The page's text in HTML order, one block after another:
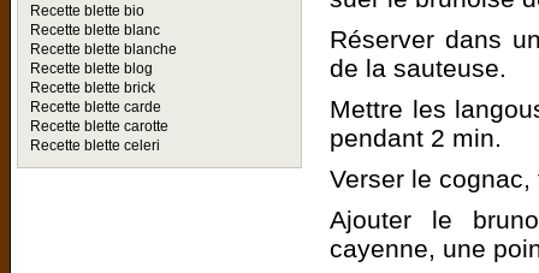
Recette blette bio
Recette blette blanc
Recette blette blanche
Recette blette blog
Recette blette brick
Recette blette carde
Recette blette carotte
Recette blette celeri
Réserver dans
de la sauteuse.
Mettre les
pendant 2 min.
Verser le
Ajouter le
cayenne, une